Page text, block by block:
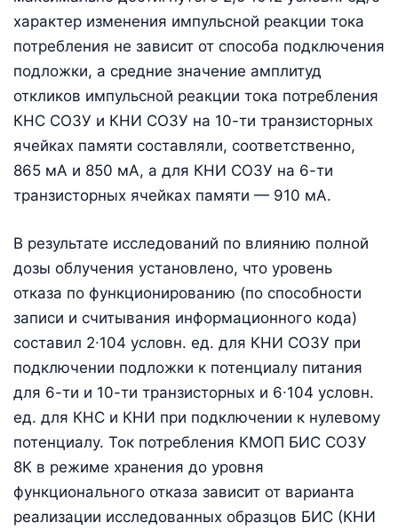
характер изменения импульсной реакции тока
потребления не зависит от способа подключения
подложки, а средние значение амплитуд
откликов импульсной реакции тока потребления
КНС СОЗУ и КНИ СОЗУ на 10-ти транзисторных
ячейках памяти составляли, соответственно,
865 мА и 850 мА, а для КНИ СОЗУ на 6-ти
транзисторных ячейках памяти — 910 мА.
В результате исследований по влиянию полной
дозы облучения установлено, что уровень
отказа по функционированию (по способности
записи и считывания информационного кода)
составил 2∙104 условн. ед. для КНИ СОЗУ при
подключении подложки к потенциалу питания
для 6-ти и 10-ти транзисторных и 6∙104 условн.
ед. для КНС и КНИ при подключении к нулевому
потенциалу. Ток потребления КМОП БИС СОЗУ
8К в режиме хранения до уровня
функционального отказа зависит от варианта
реализации исследованных образцов БИС (КНИ